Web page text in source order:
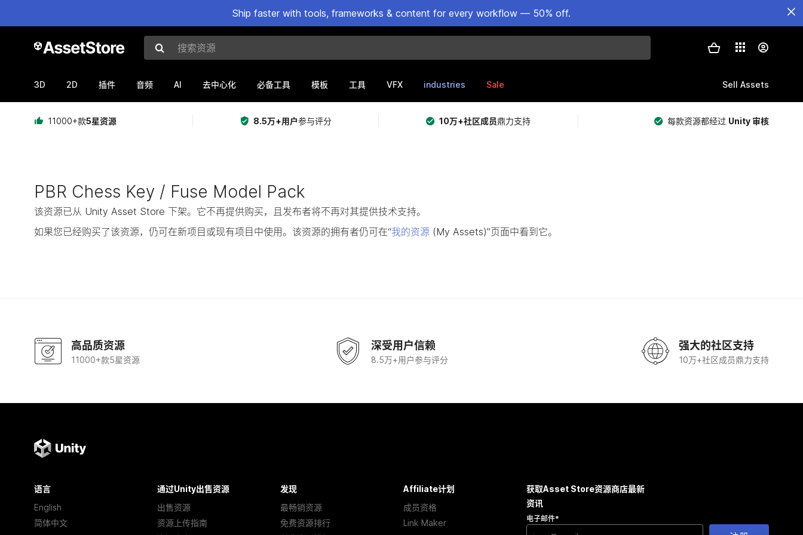
Ship faster with tools, frameworks & content for every workflow — 50% off.
搜索资源
3D 2D 插件 音频 AI 去中心化 必备工具 模板 工具 VFX industries Sale Sell Assets
11000+款5星资源 8.5万+用户参与评分 10万+社区成员鼎力支持 每款资源都经过 Unity 审核
PBR Chess Key / Fuse Model Pack
该资源已从 Unity Asset Store 下架。它不再提供购买，且发布者将不再对其提供技术支持。
如果您已经购买了该资源，仍可在新项目或现有项目中使用。该资源的拥有者仍可在“我的资源 (My Assets)”页面中看到它。
高品质资源
11000+款5星资源
深受用户信赖
8.5万+用户参与评分
强大的社区支持
10万+社区成员鼎力支持
语言
English
简体中文
通过Unity出售资源
出售资源
资源上传指南
发现
最畅销资源
免费资源排行
Affiliate计划
成员资格
Link Maker
获取Asset Store资源商店最新
资讯
电子邮件*